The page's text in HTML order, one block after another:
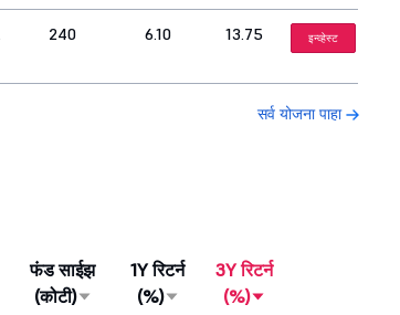
240 6.10 13.75 इन्व्हेस्ट
सर्व योजना पाहा
फंड साईझ
(कोटी)
1Y रिटर्न
(%)
3Y रिटर्न
(%)